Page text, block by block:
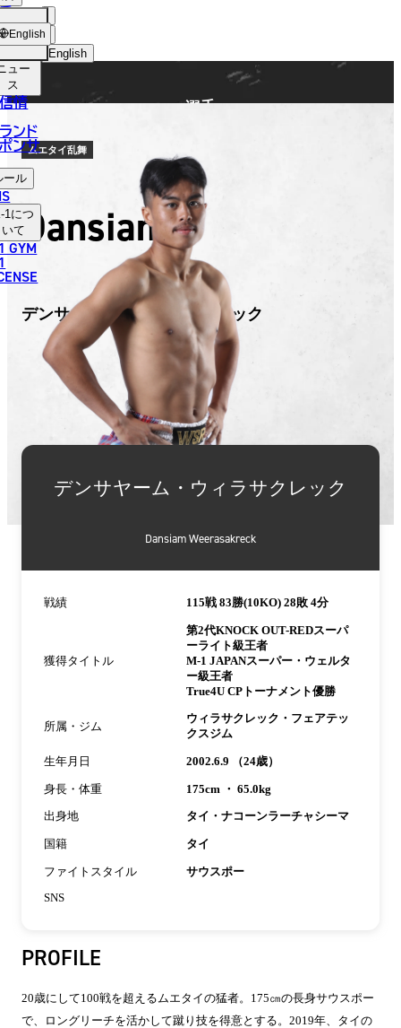
English
中文（简体）
中文（繁體）
ไทย
العربية
ョッ
プ
ュー
ス
情
ンド
ンサ
ール
1につ
いて
GYM
English
選手
ムエタイ乱舞
Dansiam
デンサヤーム・ウィラサクレック
デンサヤーム・ウィラサクレック
Dansiam Weerasakreck
戦績 115戦 83勝(10KO) 28敗 4分
獲得タイトル
第2代KNOCK OUT-REDスーパ
ーライト級王者
M-1 JAPANスーパー・ウェルタ
ー級王者
True4U CPトーナメント優勝
所属・ジム
ウィラサクレック・フェアテッ
クスジム
生年月日 2002.6.9 （24歳）
身長・体重 175cm ・ 65.0kg
出身地 タイ・ナコーンラーチャシーマ
国籍 タイ
ファイトスタイル サウスポー
SNS
PROFILE
20歳にして100戦を超えるムエタイの猛者。175㎝の長身サウスポー
で、ロングリーチを活かして蹴り技を得意とする。2019年、タイの